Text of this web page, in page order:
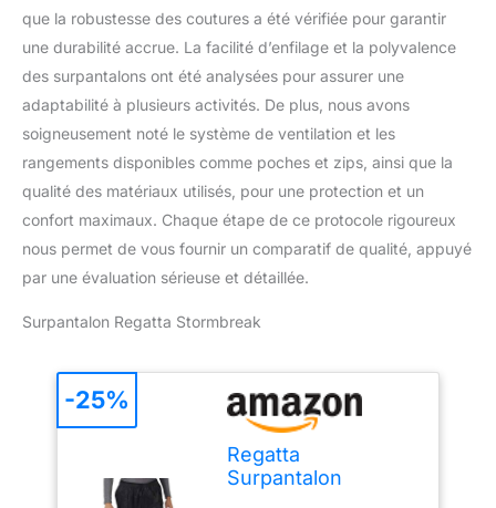
que la robustesse des coutures a été vérifiée pour garantir
une durabilité accrue. La facilité d’enfilage et la polyvalence
des surpantalons ont été analysées pour assurer une
adaptabilité à plusieurs activités. De plus, nous avons
soigneusement noté le système de ventilation et les
rangements disponibles comme poches et zips, ainsi que la
qualité des matériaux utilisés, pour une protection et un
confort maximaux. Chaque étape de ce protocole rigoureux
nous permet de vous fournir un comparatif de qualité, appuyé
par une évaluation sérieuse et détaillée.
Surpantalon Regatta Stormbreak
Regatta
Surpantalon
-25%